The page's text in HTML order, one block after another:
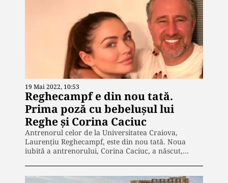
19 Mai 2022, 10:53
Reghecampf e din nou tată.
Prima poză cu bebelușul lui
Reghe și Corina Caciuc
Antrenorul celor de la Universitatea Craiova,
Laurențiu Reghecampf, este din nou tată. Noua
iubită a antrenorului, Corina Caciuc, a născut,…